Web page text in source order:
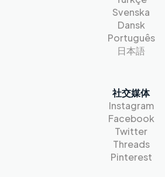
Svenska
Dansk
Português
日本語
社交媒体
Instagram
Facebook
Twitter
Threads
Pinterest